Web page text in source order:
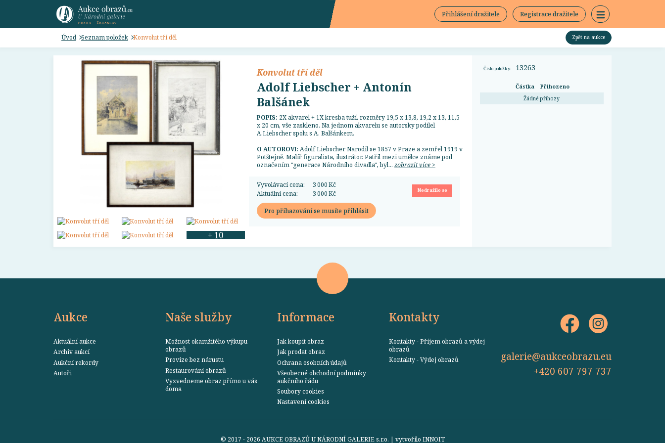
Přihlášení dražitele Registrace dražitele
Úvod Seznam položek Konvolut tří děl Zpět na aukce
+ 10
Konvolut tří děl
Adolf Liebscher + Antonín
Balšánek
POPIS: 2X akvarel + 1X kresba tuží, rozměry 19,5 x 13,8, 19,2 x 13, 11,5
x 20 cm, vše zaskleno. Na jednom akvarelu se autorsky podílel
A.Liebscher spolu s A. Balšánkem.
O AUTOROVI: Adolf Liebscher Narodil se 1857 v Praze a zemřel 1919 v
Potštejně. Malíř figuralista, ilustrátor. Patřil mezi umělce známe pod
označením "generace Národního divadla", byl... zobrazit více >
Vyvolávací cena:
3 000 Kč
Aktuální cena:
3 000 Kč Nedražilo se
Pro přihazování se musíte přihlásit
Číslo položky: 13263
Částka
Přihozeno
Žádné příhozy
Aukce
Aktuální aukce
Archiv aukcí
Aukční rekordy
Autoři
Naše služby
Možnost okamžitého výkupu
obrazů
Provize bez nárustu
Restaurování obrazů
Vyzvedneme obraz přímo u vás
doma
Informace
Jak koupit obraz
Jak prodat obraz
Ochrana osobních údajů
Všeobecné obchodní podmínky
aukčního řádu
Soubory cookies
Nastavení cookies
Kontakty
Kontakty - Příjem obrazů a výdej
obrazů
Kontakty - Výdej obrazů
galerie@aukceobrazu.eu
+420 607 797 737
© 2017 - 2026 AUKCE OBRAZŮ U NÁRODNÍ GALERIE s.r.o. | vytvořilo INNOIT